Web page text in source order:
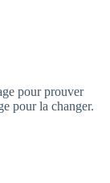
pour prouver
pour la changer.